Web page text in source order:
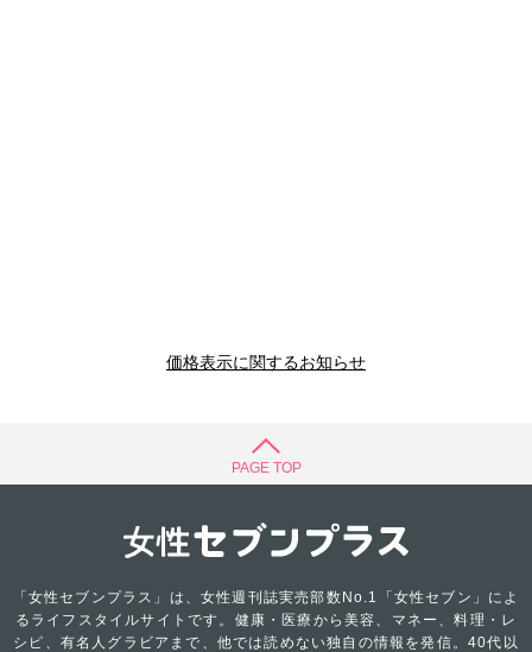
価格表示に関するお知らせ
PAGE TOP
「女性セブンプラス」は、女性週刊誌実売部数No.1「女性セブン」によ
るライフスタイルサイトです。健康・医療から美容、マネー、料理・レ
シピ、有名人グラビアまで、他では読めない独自の情報を発信。40代以